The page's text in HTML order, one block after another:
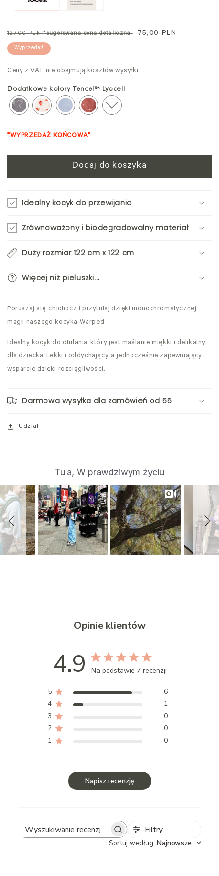
Cena
standardowa
127,00 PLN*sugerowana cena detaliczna
Cena
75,00 PLN
Wyprzedaż
Ceny z VAT nie obejmują kosztów wysyłki
Dodatkowe kolory Tencel™ Lyocell
*WYPRZEDAŻ KOŃCOWA*
Dodaj do koszyka
Idealny kocyk do przewijania
Zrównoważony i biodegradowalny materiał
Duży rozmiar 122 cm x 122 cm
Więcej niż pieluszki...
Poruszaj się, chichocz i przytulaj dzięki monochromatycznej
magii naszego kocyka Warped.
Idealny kocyk do otulania, który jest maślanie miękki i delikatny
dla dziecka. Lekki i oddychający, a jednocześnie zapewniający
wsparcie dzięki rozciągliwości.
Darmowa wysyłka dla zamówień od 55
Udział
i
d
e
s
h
o
w
Tula, W prawdziwym życiu
Opinie klientów
4.9 Na podstawie 7 recenzji
5
6
4
1
3
0
2
0
1
0
Napisz recenzję
Search
Filtry
Sortuj według: Najnowsze